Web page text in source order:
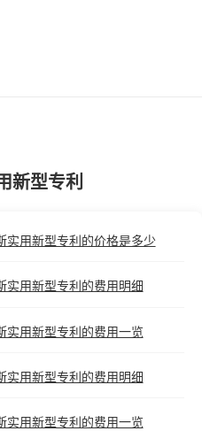
新型专利
实用新型专利的价格是多少
实用新型专利的费用明细
实用新型专利的费用一览
实用新型专利的费用明细
实用新型专利的费用一览